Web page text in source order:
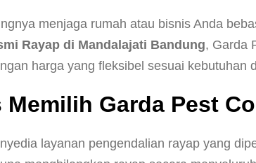
menjaga rumah atau bisnis Anda
Rayap di Mandalajati Bandung, Garda
harga yang fleksibel sesuai kebutuhan
Memilih Garda Pest
layanan pengendalian rayap yang